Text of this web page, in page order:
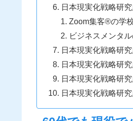
日本現実化戦略研
Zoom集客®の学
ビジネスメンタ
日本現実化戦略研
日本現実化戦略研
日本現実化戦略研
日本現実化戦略研